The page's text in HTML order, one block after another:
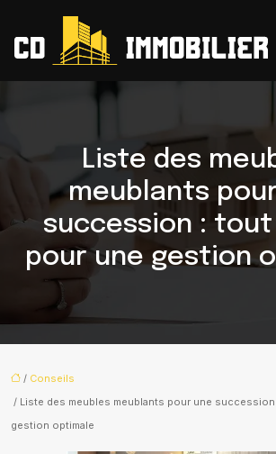
Liste des
meublants
succession :
pour une gestion
/ Conseils
/ Liste des meubles meublants pour une
gestion optimale